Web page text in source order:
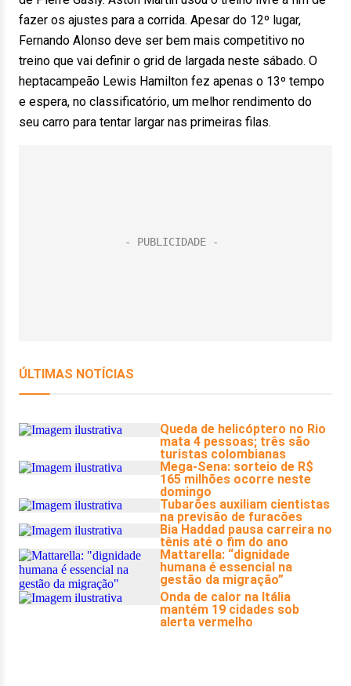
fazer os ajustes para a corrida. Apesar do 12º lugar,
Fernando Alonso deve ser bem mais competitivo no
treino que vai definir o grid de largada neste sábado. O
heptacampeão Lewis Hamilton fez apenas o 13º tempo
e espera, no classificatório, um melhor rendimento do
seu carro para tentar largar nas primeiras filas.